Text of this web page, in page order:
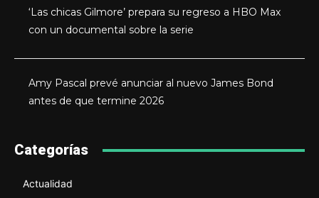
‘Las chicas Gilmore’ prepara su regreso a HBO Max
con un documental sobre la serie
Amy Pascal prevé anunciar al nuevo James Bond
antes de que termine 2026
Categorías
Actualidad